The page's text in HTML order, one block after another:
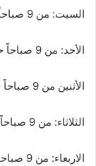
السبت: من 9 صباحاً حتي 6مساءً
الأحد: من 9 صباحاً حتي 6مساءً
الأثنين من 9 صباحاً حتي 6مساءً
الثلاثاء: من 9 صباحاً حتي 6مساءً
الاربعاء: من 9 صباحاً حتي 6مساءً